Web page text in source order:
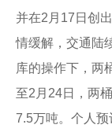
并在2月17日创
情缓解，交通陆
库的操作下，两
至2月24日，两
7.5万吨。个人